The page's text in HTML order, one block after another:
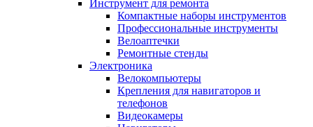
Инструмент для ремонта
Компактные наборы инструментов
Профессиональные инструменты
Велоаптечки
Ремонтные стенды
Электроника
Велокомпьютеры
Крепления для навигаторов и
телефонов
Видеокамеры